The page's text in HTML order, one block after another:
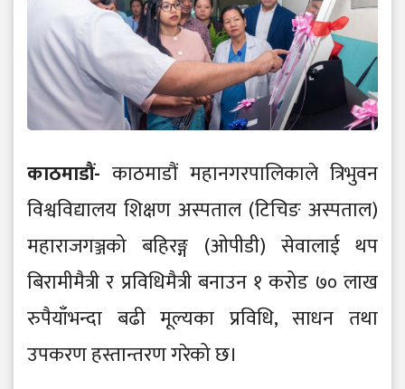
काठमाडौं- काठमाडौं महानगरपालिकाले त्रिभुवन
विश्वविद्यालय शिक्षण अस्पताल (टिचिङ अस्पताल)
महाराजगञ्जको बहिरङ्ग (ओपीडी) सेवालाई थप
बिरामीमैत्री र प्रविधिमैत्री बनाउन १ करोड ७० लाख
रुपैयाँभन्दा बढी मूल्यका प्रविधि, साधन तथा
उपकरण हस्तान्तरण गरेको छ।